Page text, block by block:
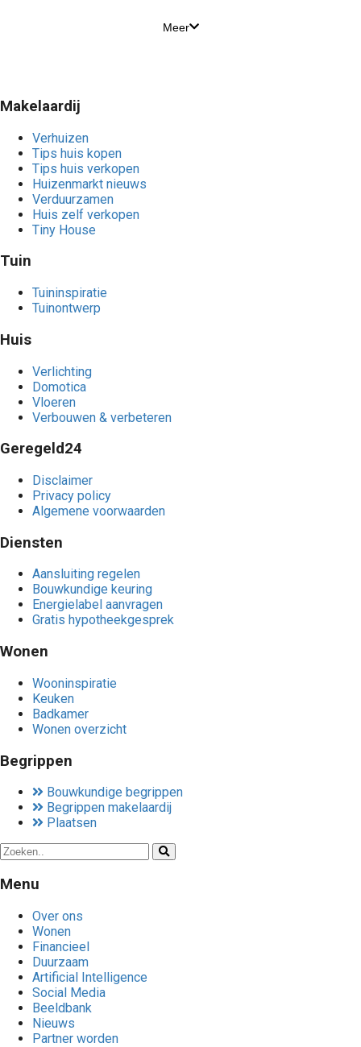
Meer
Makelaardij
Verhuizen
Tips huis kopen
Tips huis verkopen
Huizenmarkt nieuws
Verduurzamen
Huis zelf verkopen
Tiny House
Tuin
Tuininspiratie
Tuinontwerp
Huis
Verlichting
Domotica
Vloeren
Verbouwen & verbeteren
Geregeld24
Disclaimer
Privacy policy
Algemene voorwaarden
Diensten
Aansluiting regelen
Bouwkundige keuring
Energielabel aanvragen
Gratis hypotheekgesprek
Wonen
Wooninspiratie
Keuken
Badkamer
Wonen overzicht
Begrippen
Bouwkundige begrippen
Begrippen makelaardij
Plaatsen
Menu
Over ons
Wonen
Financieel
Duurzaam
Artificial Intelligence
Social Media
Beeldbank
Nieuws
Partner worden